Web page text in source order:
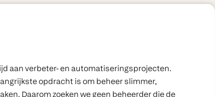
aan verbeter- en automatiseringsprojecten.
opdracht is om beheer slimmer,
Daarom zoeken we geen beheerder die de